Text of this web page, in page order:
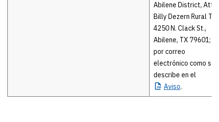
Abilene District, Attn:
Billy Dezern Rural
4250 N. Clack St.,
Abilene, TX 79601; o
por correo
electrónico como se
describe en el
Aviso.